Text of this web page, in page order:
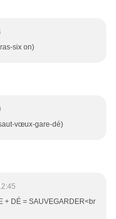
six on)
vœux-gare-dé)
+ DÉ = SAUVEGARDER<br